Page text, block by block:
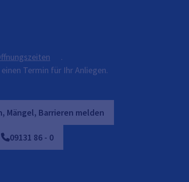
.
Termin für Ihr Anliegen.
Mängel, Barrieren melden
09131 86 - 0